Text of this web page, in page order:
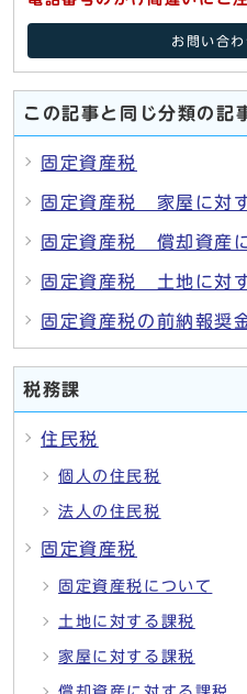
お問い合
この記事と同じ分類の記
固定資産税
固定資産税 家屋に対
固定資産税 償却資産
固定資産税 土地に対
固定資産税の前納報奨
税務課
住民税
個人の住民税
法人の住民税
固定資産税
固定資産税について
土地に対する課税
家屋に対する課税